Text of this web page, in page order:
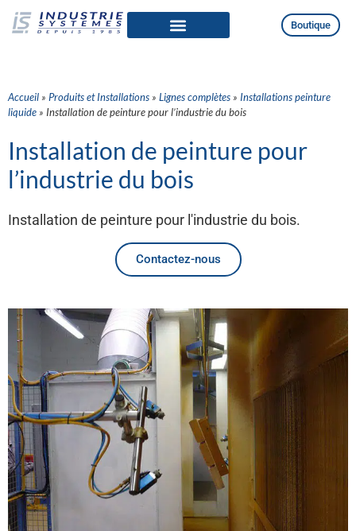
Boutique
Accueil » Produits et Installations » Lignes complètes » Installations peinture
liquide » Installation de peinture pour l’industrie du bois
Installation de peinture pour
l’industrie du bois
Installation de peinture pour l'industrie du bois.
Contactez-nous